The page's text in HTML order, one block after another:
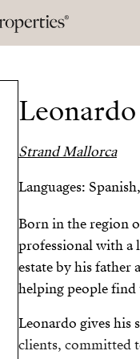
Strand Mallorca
Languages:
Born in the region
professional with a
estate by his father
helping people find
Leonardo gives
clients, committed